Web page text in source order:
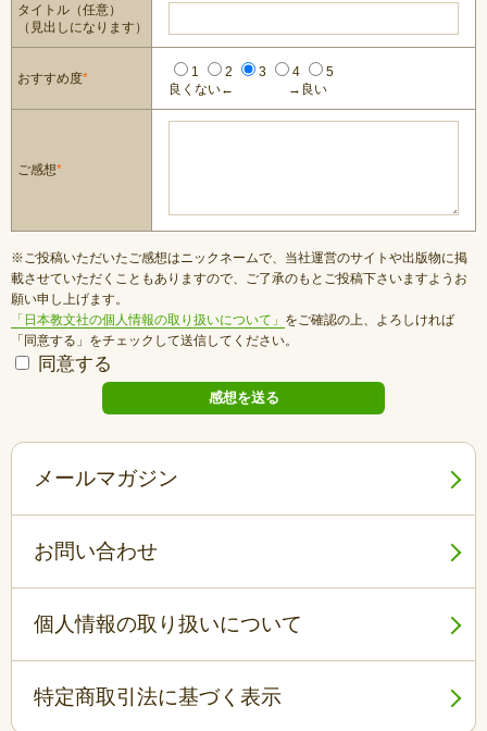
タイトル（任意）
（見出しになります）
おすすめ度* 1 2 3 4
5
良くない←
→良い
ご感想*
※ご投稿いただいたご感想はニックネームで、当社運営のサイトや出版物に掲
載させていただくこともありますので、ご了承のもとご投稿下さいますようお
願い申し上げます。
「日本教文社の個人情報の取り扱いについて」 をご確認の上、よろしければ
「同意する」をチェックして送信してください。
同意する
メールマガジン
お問い合わせ
個人情報の取り扱いについて
特定商取引法に基づく表示